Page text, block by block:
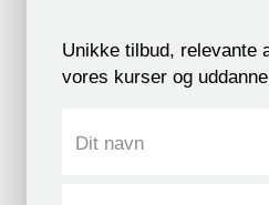
Unikke tilbud, relevante
vores kurser og
Dit navn